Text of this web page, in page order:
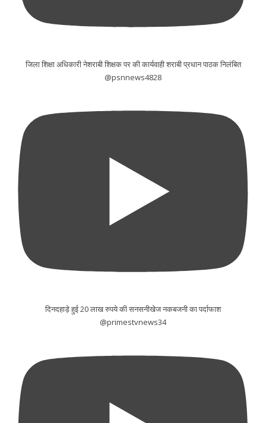
जिला शिक्षा अधिकारी नेशराबी शिक्षक पर की कार्यवाही शराबी प्रधान पाठक निलंबित
@psnnews4828
दिनदहाड़े हुई 20 लाख रुपये की सनसनीखेज नकबजनी का पर्दाफाश
@primestvnews34